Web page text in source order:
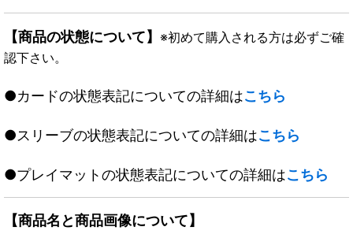
【商品の状態について】 ※初めて購入される方は必ずご確
認下さい。
●カードの状態表記についての詳細はこちら
●スリーブの状態表記についての詳細はこちら
●プレイマットの状態表記についての詳細はこちら
【商品名と商品画像について】